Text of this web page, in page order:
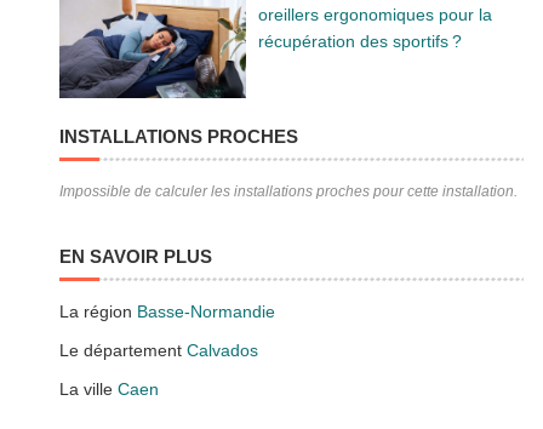
oreillers ergonomiques pour la
récupération des sportifs ?
INSTALLATIONS PROCHES
Impossible de calculer les installations proches pour cette installation.
EN SAVOIR PLUS
La région Basse-Normandie
Le départementCalvados
La villeCaen